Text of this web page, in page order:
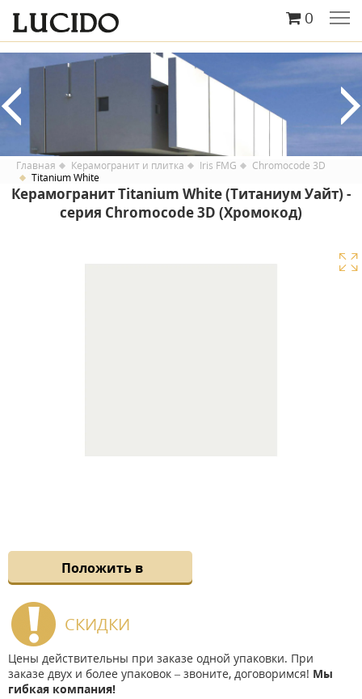
0
Главная Керамогранит и плитка Iris FMG
Chromocode 3D
Titanium White
Керамогранит Titanium White (Титаниум Уайт) -
серия Chromocode 3D (Хромокод)
Положить в
СКИДКИ
Цены действительны при заказе одной упаковки. При
заказе двух и более упаковок – звоните, договоримся! Мы
гибкая компания!